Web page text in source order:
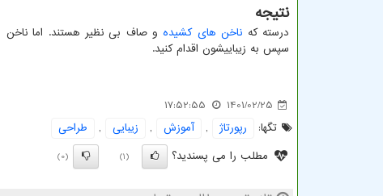
نتیجه
درسته که ناخن های کشیده و صاف بی نظیر هستند. اما ناخن
سپس به زیباییشون اقدام کنید.
1401/02/25
17:52:55
تگها:
رپورتاژ , آموزش , زیبایی ,
طراحی
مطلب را می پسندید؟
(1)
(0)